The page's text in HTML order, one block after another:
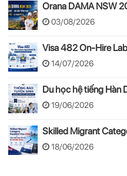
Orana DAMA NSW
trình PR
03/08/2026
Visa 482 On-Hire
việc hợp pháp theo
14/07/2026
Du học hệ tiếng
Tuyển sinh, chi phí, hồ
19/06/2026
Skilled Migrant
nhật thay đổi mới từ
18/06/2026